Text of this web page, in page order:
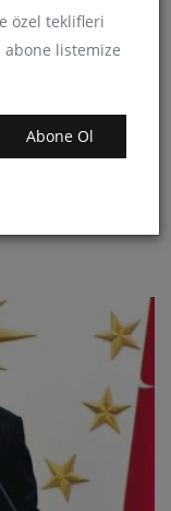
özel teklifleri
listemize
Abone Ol